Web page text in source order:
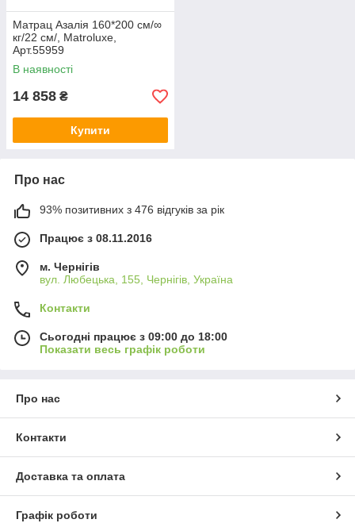
Матрац Азалія 160*200 см/∞
кг/22 см/, Matroluxe,
Арт.55959
В наявності
14 858 ₴
Купити
Про нас
93% позитивних з 476 відгуків за рік
Працює з 08.11.2016
м. Чернігів
вул. Любецька, 155, Чернігів, Україна
Контакти
Сьогодні працює з 09:00 до 18:00
Показати весь графік роботи
Про нас
Контакти
Доставка та оплата
Графік роботи